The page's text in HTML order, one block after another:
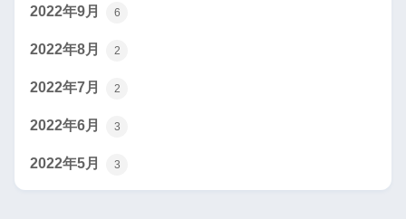
2022年9月 6
2022年8月 2
2022年7月 2
2022年6月 3
2022年5月 3